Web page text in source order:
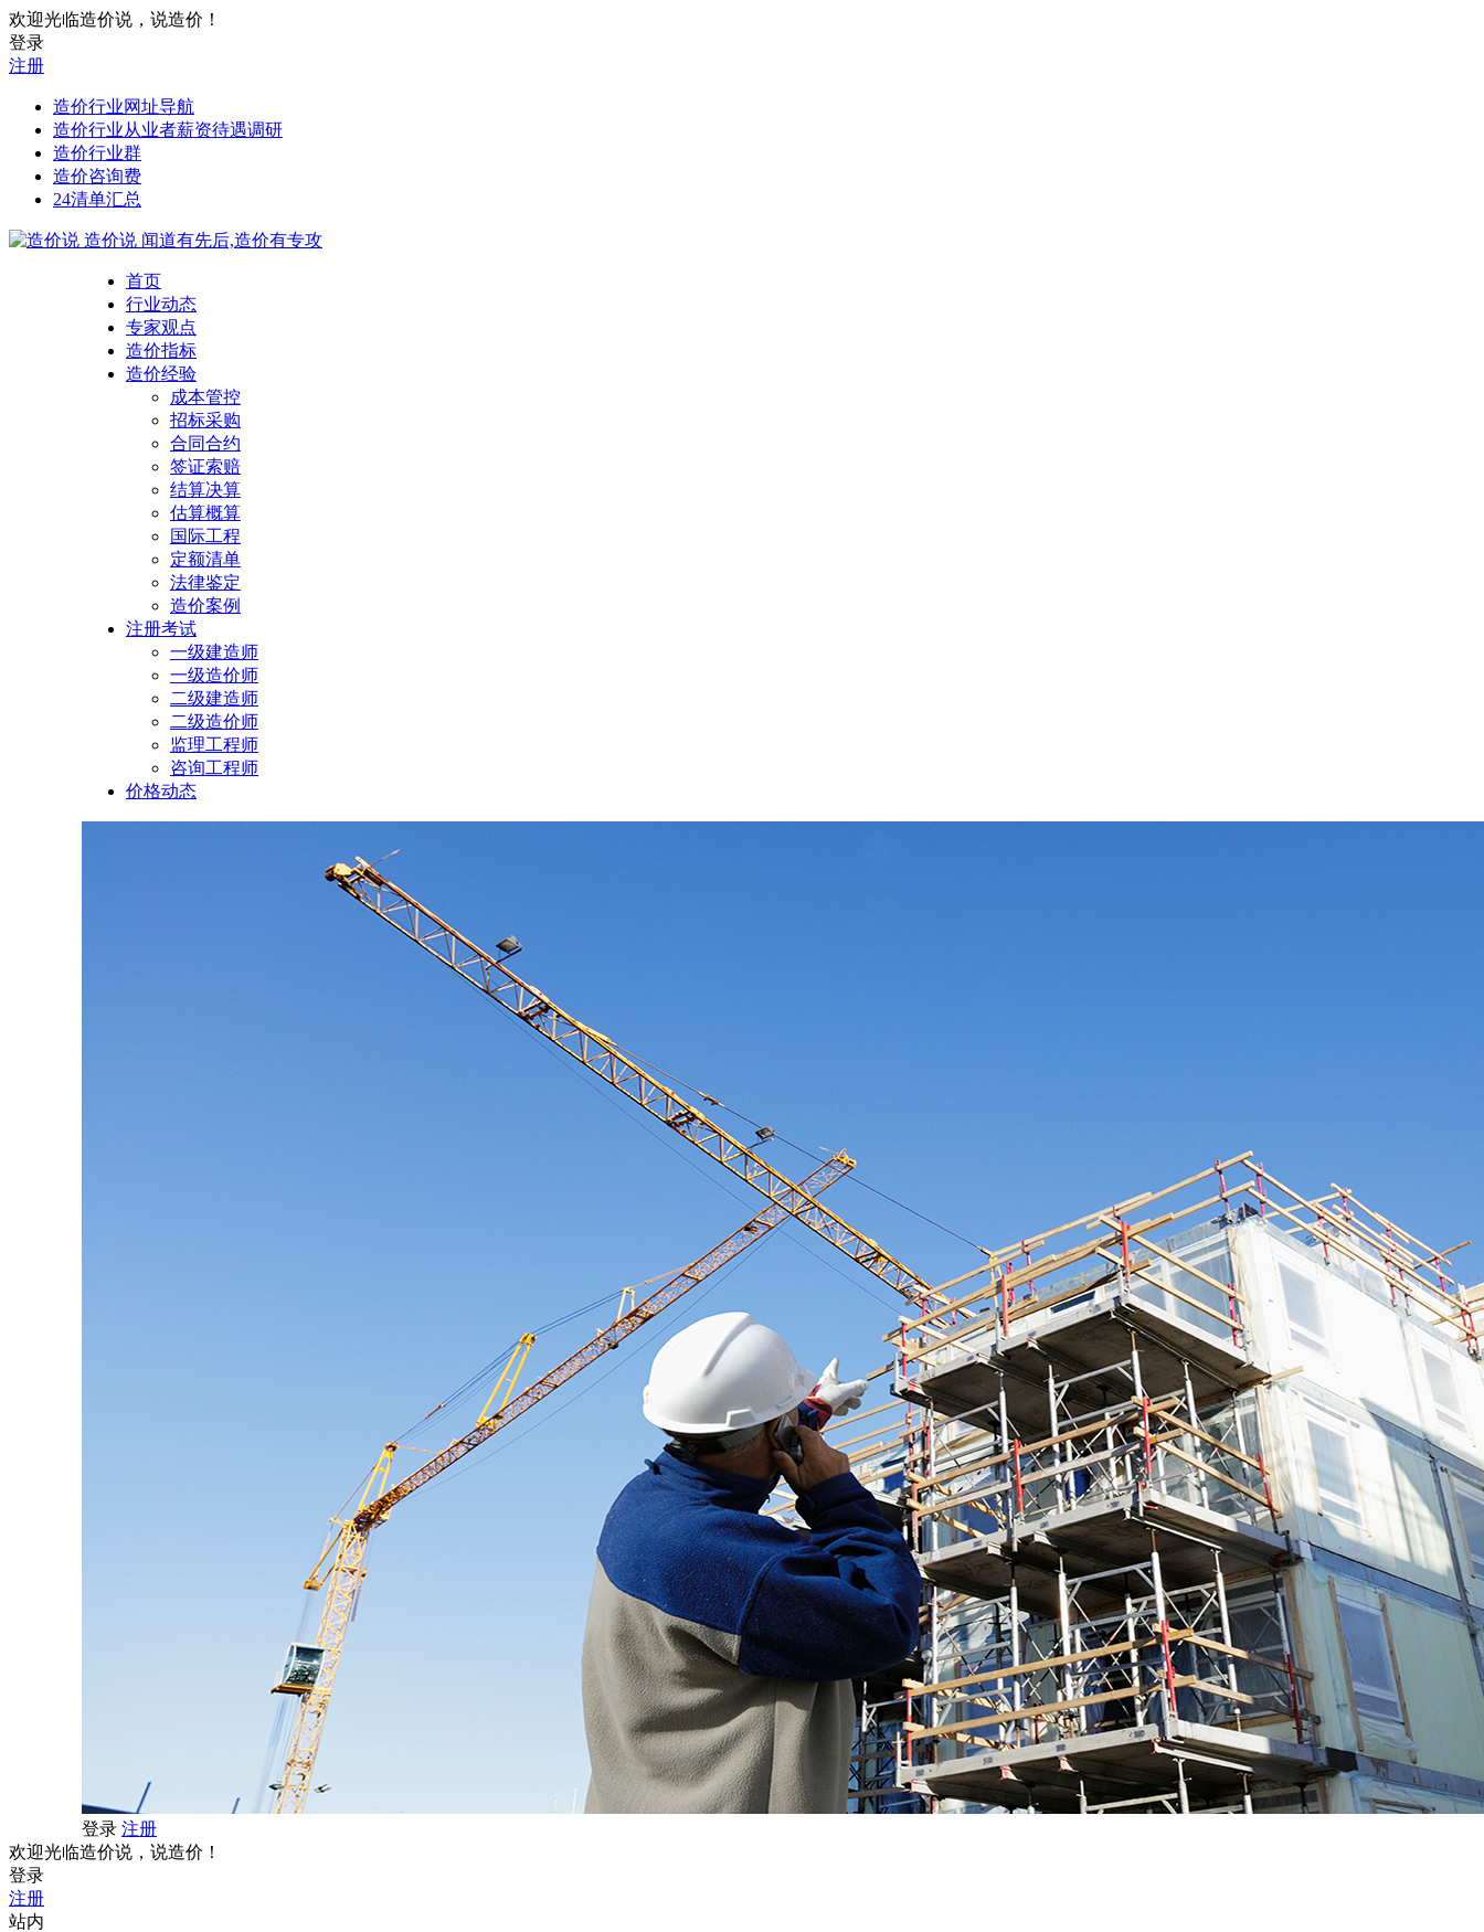
欢迎光临造价说，说造价！
登录
注册
造价行业网址导航
造价行业从业者薪资待遇调研
造价行业群
造价咨询费
24清单汇总
造价说 闻道有先后,造价有专攻
首页
行业动态
专家观点
造价指标
造价经验
成本管控
招标采购
合同合约
签证索赔
结算决算
估算概算
国际工程
定额清单
法律鉴定
造价案例
注册考试
一级建造师
一级造价师
二级建造师
二级造价师
监理工程师
咨询工程师
价格动态
登录 注册
欢迎光临造价说，说造价！
登录
注册
站内